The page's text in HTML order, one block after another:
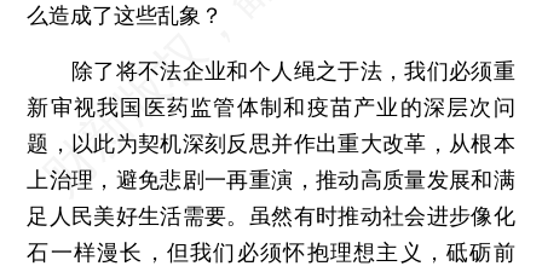
么造成了这些乱象？
除了将不法企业和个人绳之于法，我们必须重
新审视我国医药监管体制和疫苗产业的深层次问
题，以此为契机深刻反思并作出重大改革，从根本
上治理，避免悲剧一再重演，推动高质量发展和满
足人民美好生活需要。虽然有时推动社会进步像化
石一样漫长，但我们必须怀抱理想主义，砥砺前